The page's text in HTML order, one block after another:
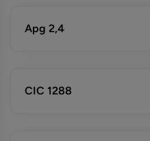
Apg 2,4
CIC 1288